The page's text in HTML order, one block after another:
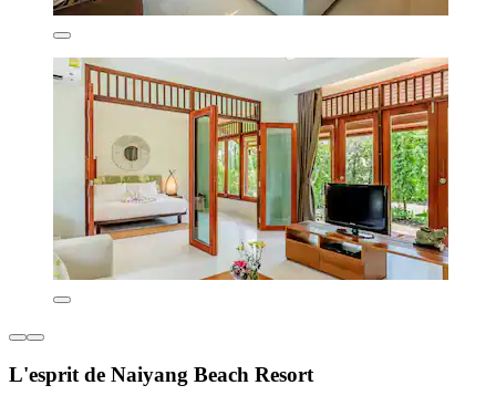
L'esprit de Naiyang Beach Resort